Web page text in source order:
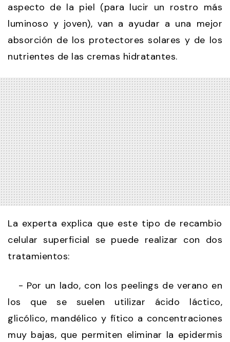
aspecto de la piel (para lucir un rostro más
luminoso y joven), van a ayudar a una mejor
absorción de los protectores solares y de los
nutrientes de las cremas hidratantes.
La experta explica que este tipo de recambio
celular superficial se puede realizar con dos
tratamientos:
- Por un lado, con los peelings de verano en
los que se suelen utilizar ácido láctico,
glicólico, mandélico y fítico a concentraciones
muy bajas, que permiten eliminar la epidermis